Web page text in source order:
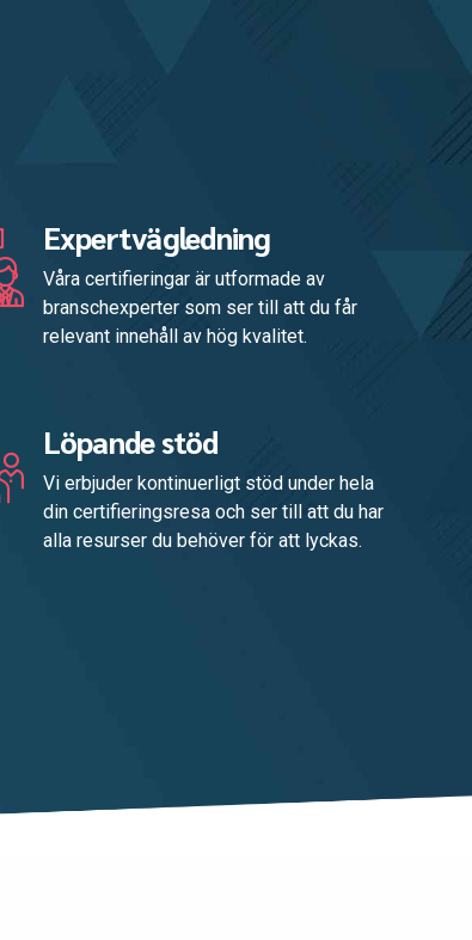
Expertvägledning
Våra certifieringar är utformade av
branschexperter som ser till att du får
relevant innehåll av hög kvalitet.
Löpande stöd
Vi erbjuder kontinuerligt stöd under hela
din certifieringsresa och ser till att du har
alla resurser du behöver för att lyckas.